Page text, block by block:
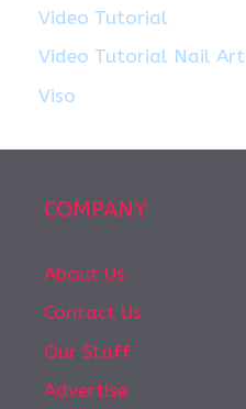
Video Tutorial
Video Tutorial Nail Art
Viso
COMPANY
About Us
Contact Us
Our Staff
Advertise